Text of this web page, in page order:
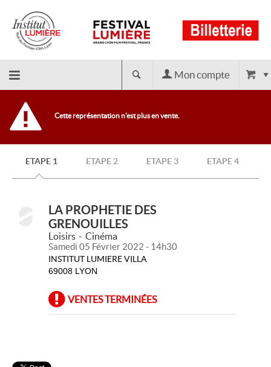
Retour
l'accueil
Mon compte
Cette représentation n'est plus en vente.
ETAPE 1 ETAPE 2 ETAPE 3 ETAPE 4
LA PROPHETIE DES
GRENOUILLES
Loisirs Cinéma
Samedi 05 Février 2022 - 14h30
INSTITUT LUMIERE VILLA
69008 LYON
VENTES TERMINÉES